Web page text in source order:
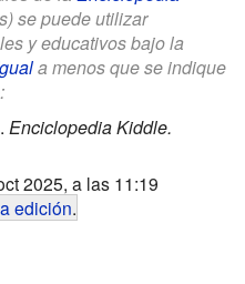
se puede utilizar
y educativos bajo la
a menos que se indique
. Enciclopedia Kiddle.
2025, a las 11:19
edición.